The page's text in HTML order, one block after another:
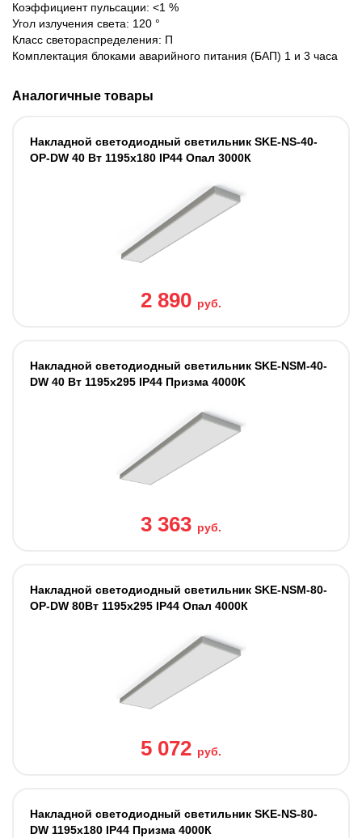
Коэффициент пульсации: <1 %
Угол излучения света: 120 °
Класс светораспределения: П
Комплектация блоками аварийного питания (БАП) 1 и 3 часа
Аналогичные товары
Накладной светодиодный светильник SKE-NS-40-
OP-DW 40 Вт 1195х180 IP44 Опал 3000К
2 890 руб.
Накладной светодиодный светильник SKE-NSM-40-
DW 40 Вт 1195x295 IP44 Призма 4000K
3 363 руб.
Накладной светодиодный светильник SKE-NSM-80-
OP-DW 80Вт 1195x295 IP44 Опал 4000К
5 072 руб.
Накладной светодиодный светильник SKE-NS-80-
DW 1195x180 IP44 Призма 4000К